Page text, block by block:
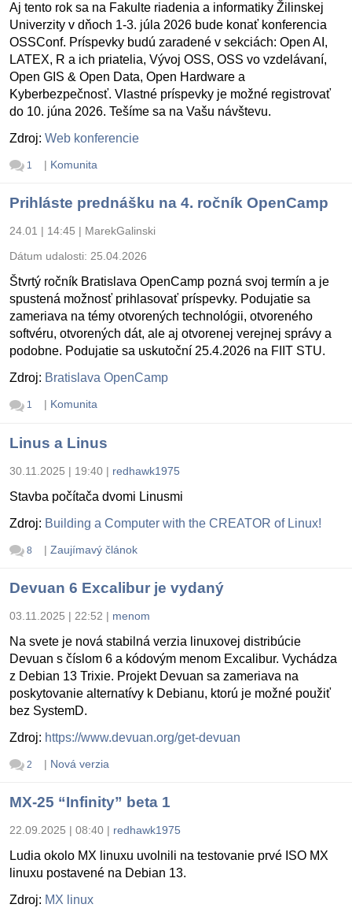
Aj tento rok sa na Fakulte riadenia a informatiky Žilinskej
Univerzity v dňoch 1-3. júla 2026 bude konať konferencia
OSSConf. Príspevky budú zaradené v sekciách: Open AI,
LATEX, R a ich priatelia, Vývoj OSS, OSS vo vzdelávaní,
Open GIS & Open Data, Open Hardware a
Kyberbezpečnosť. Vlastné príspevky je možné registrovať
do 10. júna 2026. Tešíme sa na Vašu návštevu.
Zdroj: Web konferencie
1 | Komunita
Prihláste prednášku na 4. ročník OpenCamp
24.01 | 14:45 | MarekGalinski
Dátum udalosti: 25.04.2026
Štvrtý ročník Bratislava OpenCamp pozná svoj termín a je
spustená možnosť prihlasovať príspevky. Podujatie sa
zameriava na témy otvorených technológii, otvoreného
softvéru, otvorených dát, ale aj otvorenej verejnej správy a
podobne. Podujatie sa uskutoční 25.4.2026 na FIIT STU.
Zdroj: Bratislava OpenCamp
1 | Komunita
Linus a Linus
30.11.2025 | 19:40 | redhawk1975
Stavba počítača dvomi Linusmi
Zdroj: Building a Computer with the CREATOR of Linux!
8 | Zaujímavý článok
Devuan 6 Excalibur je vydaný
03.11.2025 | 22:52 | menom
Na svete je nová stabilná verzia linuxovej distribúcie
Devuan s číslom 6 a kódovým menom Excalibur. Vychádza
z Debian 13 Trixie. Projekt Devuan sa zameriava na
poskytovanie alternatívy k Debianu, ktorú je možné použiť
bez SystemD.
Zdroj: https://www.devuan.org/get-devuan
2 | Nová verzia
MX-25 “Infinity” beta 1
22.09.2025 | 08:40 | redhawk1975
Ludia okolo MX linuxu uvolnili na testovanie prvé ISO MX
linuxu postavené na Debian 13.
Zdroj: MX linux